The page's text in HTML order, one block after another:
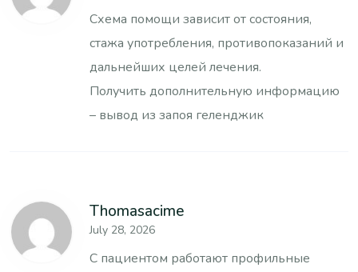
Схема помощи зависит от состояния,
стажа употребления, противопоказаний и
дальнейших целей лечения.
Получить дополнительную информацию
– вывод из запоя геленджик
Thomasacime
July 28, 2026
С пациентом работают профильные